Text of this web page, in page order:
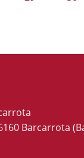
Barcarrota